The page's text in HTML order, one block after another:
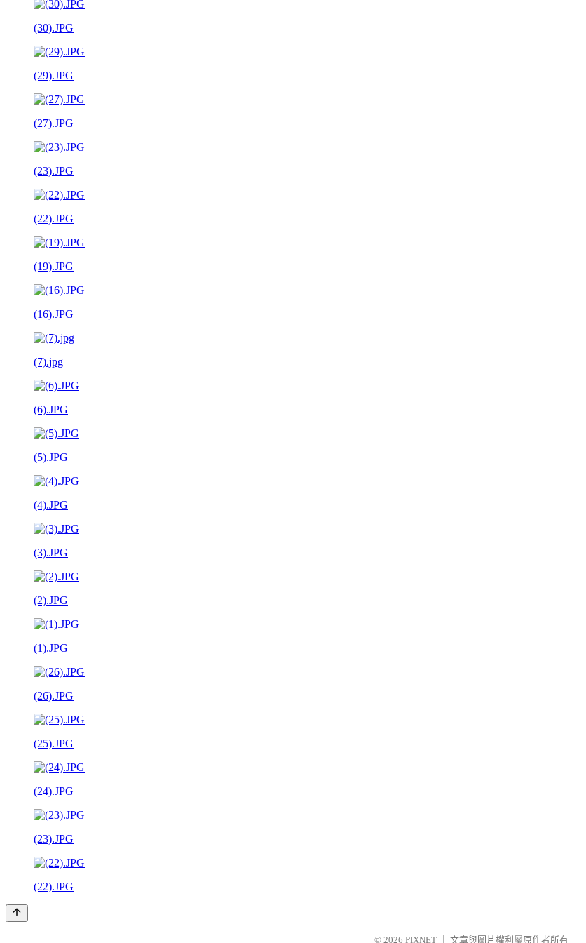
(30).JPG
(29).JPG
(27).JPG
(23).JPG
(22).JPG
(19).JPG
(16).JPG
(7).jpg
(6).JPG
(5).JPG
(4).JPG
(3).JPG
(2).JPG
(1).JPG
(26).JPG
(25).JPG
(24).JPG
(23).JPG
(22).JPG
© 2026 PIXNET 文章與圖片權利屬原作者所有